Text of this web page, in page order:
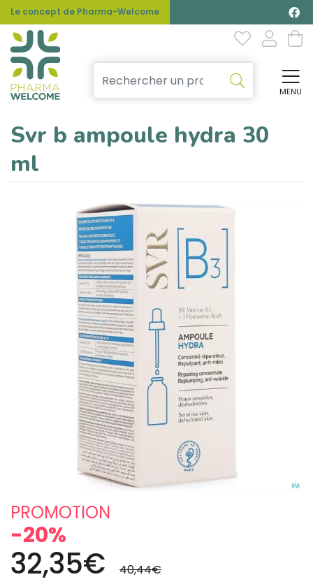
Le concept de Pharma-Welcome
MENU
Svr b ampoule hydra 30
ml
PROMOTION
-20%
32,35€ 40,44€